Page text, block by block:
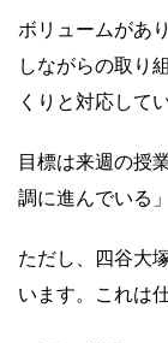
ボリュームがあ
しながらの取り
くりと対応して
目標は来週の授
調に進んでいる
ただし、四谷大
います。これは